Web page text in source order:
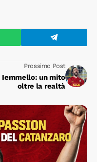
Prossimo Post
Iemmello: un mito
oltre la realtà